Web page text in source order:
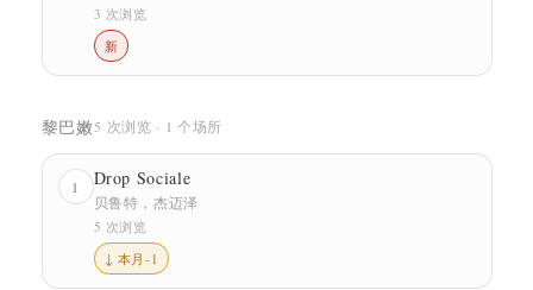
3 次浏览
新
黎巴嫩5 次浏览 · 1 个场所
1 Drop Sociale
贝鲁特，杰迈泽
5 次浏览
↓ 本月-1